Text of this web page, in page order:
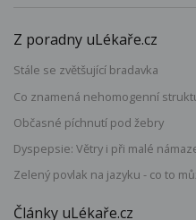
Z poradny uLékaře.cz
Stále se zvětšující bradavka
Co znamená nehomogenní
Občasné píchnutí pod žebry
Dyspepsie: Větry i při malé
Zelený povlak na jazyku - co to
Články uLékaře.cz